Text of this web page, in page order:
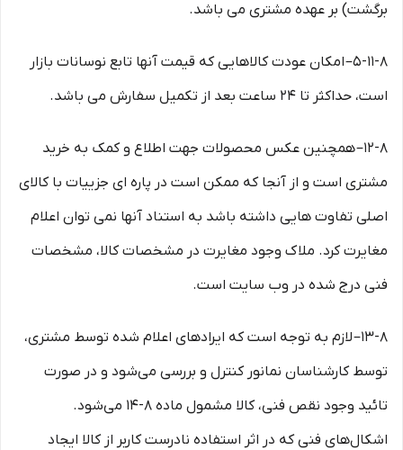
برگشت) بر عهده مشتری می باشد.
۵-۱۱-۸– امکان عودت کالاهایی که قیمت آنها تابع نوسانات بازار
است، حداکثر تا ۲۴ ساعت بعد از تکمیل سفارش می باشد.
۱۲-۸– همچنین عکس محصولات جهت اطلاع و کمک به خرید
مشتری است و از آنجا که ممکن است در پاره ای جزییات با کالای
اصلی تفاوت هایی داشته باشد به استناد آنها نمی توان اعلام
مغایرت کرد. ملاک وجود مغایرت در مشخصات کالا، مشخصات
فنی درج شده در وب سایت است.
۱۳-۸– لازم به توجه است که ایرادهای اعلام شده توسط مشتری،
توسط کارشناسان نمانور کنترل و بررسی می‏‌شود و در صورت
تائید وجود نقص فنی، کالا مشمول ماده ۸-۱۴ می‏‌شود.
اشکال‏‌های فنی که در اثر استفاده نادرست کاربر از کالا ایجاد